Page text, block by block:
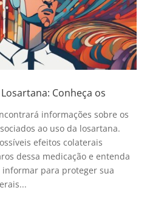
Conheça os
informações sobre os
ao uso da losartana.
efeitos colaterais
dessa medicação e entenda
para proteger sua